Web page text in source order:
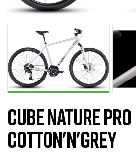
CUBE NATURE PRO
COTTON'N'GREY